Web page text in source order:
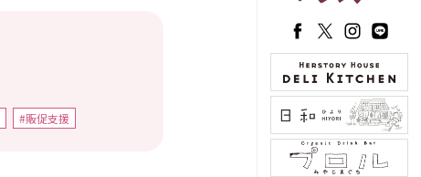
#販促支援
t
o
n